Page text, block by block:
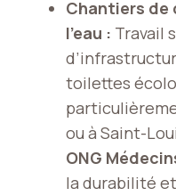
Chantiers
l’eau : Travail
toilettes
ou à Saint-
ONG
la durabilité